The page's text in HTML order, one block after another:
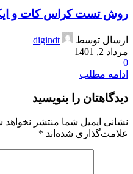
روش تست کراس کات و
ارسال توسط
digindt
مرداد 2, 1401
0
ادامه مطلب
دیدگاهتان را بنویسید
نشانی ایمیل شما منتشر نخواهد
علامت‌گذاری شده‌اند *